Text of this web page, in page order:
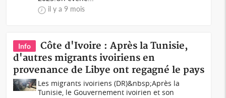
il y a 9 mois
Info
Côte d'Ivoire : Après la Tunisie,
d'autres migrants ivoiriens en
provenance de Libye ont regagné le pays
Les migrants ivoiriens (DR)&nbsp;Après la
Tunisie, le Gouvernement ivoirien et son